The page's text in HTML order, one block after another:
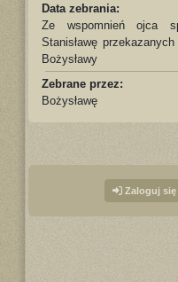
Data zebrania:
Ze wspomnień ojca
Stanisławę
Bożysławy
Zebrane przez:
Bożysławę
Zaloguj się